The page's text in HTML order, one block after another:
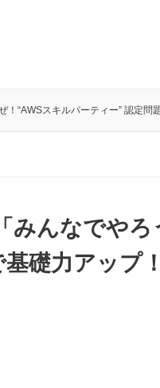
！“AWSスキルパーティー” 認定
みんなでや
礎力アップ